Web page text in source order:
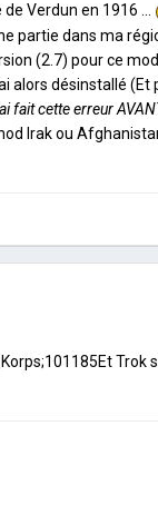
Verdun en 1916 ...
partie dans ma
(2.7) pour ce
alors désinstallé (Et
fait cette erreur
Irak ou
Trok